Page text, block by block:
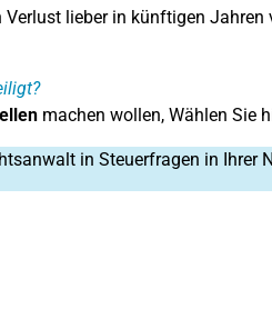
lieber in künftigen Jahren
machen wollen, Wählen Sie
in Steuerfragen in Ihrer